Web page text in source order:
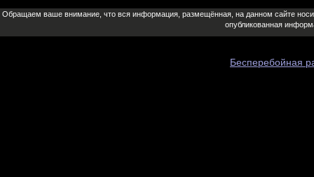
Обращаем ваше внимание, что вся информация, размещённая, на данном сайте
опубликованная
Бесперебойная